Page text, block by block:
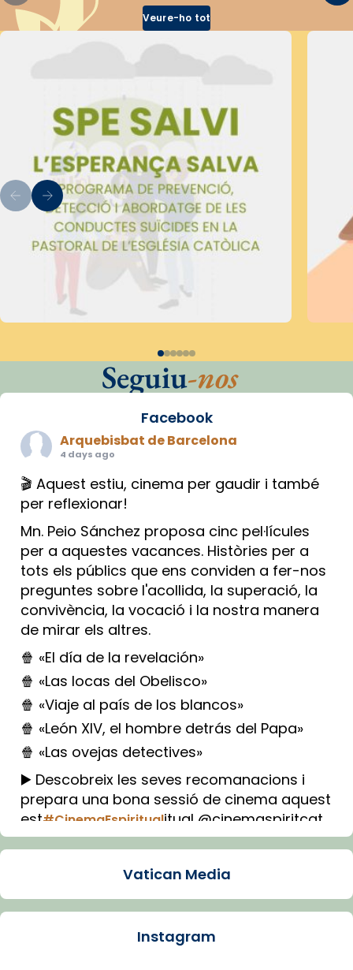
Veure-ho tot
Seguiu-nos
Facebook
Arquebisbat de Barcelona
4 days ago
🎬 Aquest estiu, cinema per gaudir i també
per reflexionar!
Mn. Peio Sánchez proposa cinc pel·lícules
per a aquestes vacances. Històries per a
tots els públics que ens conviden a fer-nos
preguntes sobre l'acollida, la superació, la
convivència, la vocació i la nostra manera
de mirar els altres.
🍿 «El día de la revelación»
🍿 «Las locas del Obelisco»
🍿 «Viaje al país de los blancos»
🍿 «León XIV, el hombre detrás del Papa»
🍿 «Las ovejas detectives»
▶️ Descobreix les seves recomanacions i
prepara una bona sessió de cinema aquest
est#CinemaEspiritualitual @cinemaspiritcat
Imatge: Generada amb IA (OpenAI)
Arquebisbat de Barcelona
Vatican Media
Instagram